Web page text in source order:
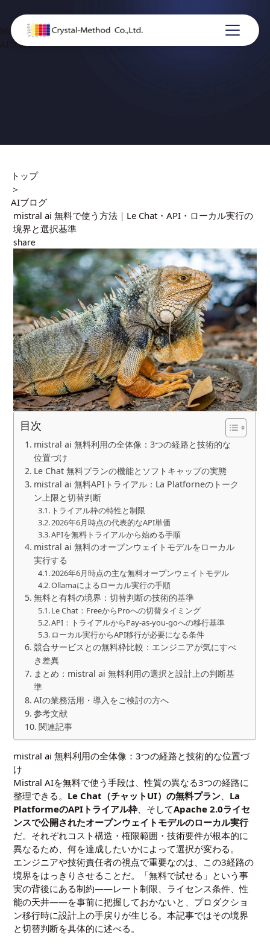
blog
AIブログ
トップ
＞
AIブログ
mistral ai 無料で使う方法｜Le Chat・API・ローカル実行の
境界と選択基準
share
目次
mistral ai 無料利用の全体像：3つの経路と技術的な
位置づけ
Le Chat 無料プランの機能とソフトキャップの実態
mistral ai 無料APIトライアル：La Platforneのトーク
ン上限と切替判断
トライアル枠の特性と制限
2026年6月時点の代表的なAPI単価
APIを無料トライアルから始める手順
mistral ai 無料のオープンウェイトモデルをローカル
実行する
2026年6月時点の主な無料オープンウェイトモデル
Ollamaによるローカル実行の手順
無料と有料の境界：切替判断の技術的基準
Le Chat：FreeからProへの切替タイミング
API：トライアルからPay-as-you-goへの移行基準
ローカル実行からAPI移行が必要になる条件
競合サービスとの無料枠比較：エンジニアが気にすべ
き差異
まとめ：mistral ai 無料利用の選択と設計上の判断基
準
AIの業務活用・導入をご検討の方へ
参考文献
関連記事
mistral ai 無料利用の全体像：3つの経路と技術的な位置づ
け
Mistral AIを無料で使う手段は、性質の異なる3つの経路に
整理できる。 Le Chat（チャットUI）の無料プラン
La
PlatformeのAPIトライアル枠、そしてApache 2.0ライセ
ンスで公開されたオープンウェイトモデルのローカル実行
だ。それぞれコスト構造・権限範囲・技術要件が根本的に
異なるため、何を達成したいかによって選択が変わる。
エンジニアや技術責任者の視点で重要なのは、この3経路の
境界をはっきりさせることだ。「無料で試せる」という事
実の背後にある制約——レート制限、ライセンス条件、性
能の天井——を事前に把握しておかないと、プロダクショ
ン移行時に設計上の手戻りが生じる。本記事ではその境界
と切替判断を具体的に述べる。